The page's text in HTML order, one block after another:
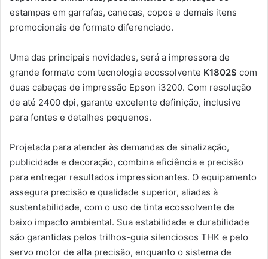
estampas em garrafas, canecas, copos e demais itens
promocionais de formato diferenciado.
Uma das principais novidades, será a impressora de
grande formato com tecnologia ecossolvente K1802S com
duas cabeças de impressão Epson i3200. Com resolução
de até 2400 dpi, garante excelente definição, inclusive
para fontes e detalhes pequenos.
Projetada para atender às demandas de sinalização,
publicidade e decoração, combina eficiência e precisão
para entregar resultados impressionantes. O equipamento
assegura precisão e qualidade superior, aliadas à
sustentabilidade, com o uso de tinta ecossolvente de
baixo impacto ambiental. Sua estabilidade e durabilidade
são garantidas pelos trilhos-guia silenciosos THK e pelo
servo motor de alta precisão, enquanto o sistema de